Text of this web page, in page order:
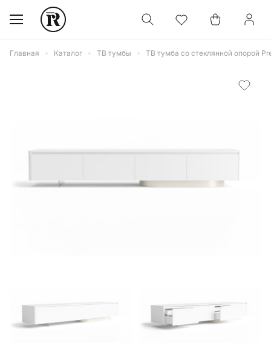
Главная Каталог ТВ тумбы ТВ тумба со стеклянной опорой